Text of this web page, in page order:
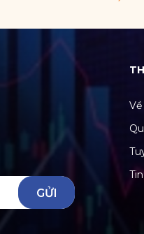
GỬI
Về